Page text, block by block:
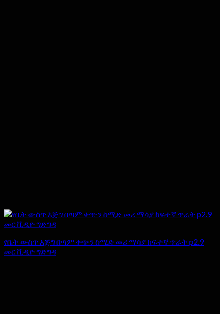
የቤት ውስጥ እጅግ በጣም ቀጭን ስሚድ መሪ ማሳያ ከፍተኛ ጥራት p2.9
መር ቪዲዮ ግድግዳ